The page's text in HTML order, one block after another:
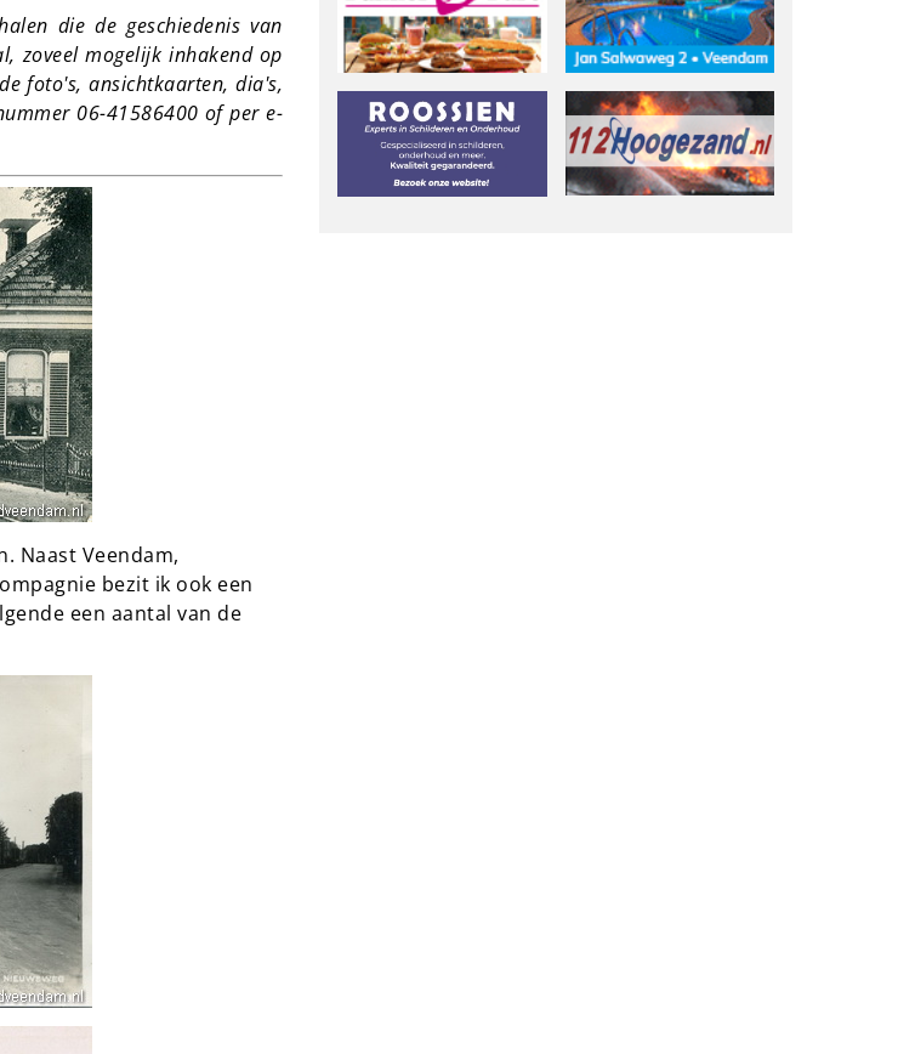
die de geschiedenis van
zoveel mogelijk inhakend op
foto's, ansichtkaarten, dia's,
06-41586400 of per e-
Naast Veendam,
bezit ik ook een
een aantal van de